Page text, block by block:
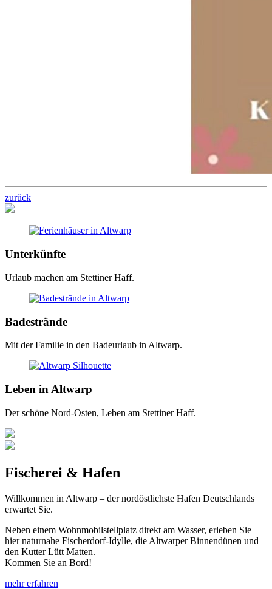
zurück
Unterkünfte
Urlaub machen am Stettiner Haff.
Badestrände
Mit der Familie in den Badeurlaub in Altwarp.
Leben in Altwarp
Der schöne Nord-Osten, Leben am Stettiner Haff.
Fischerei & Hafen
Willkommen in Altwarp – der nordöstlichste Hafen Deutschlands
erwartet Sie.
Neben einem Wohnmobilstellplatz direkt am Wasser, erleben Sie
hier naturnahe Fischerdorf-Idylle, die Altwarper Binnendünen und
den Kutter Lütt Matten.
Kommen Sie an Bord!
mehr erfahren